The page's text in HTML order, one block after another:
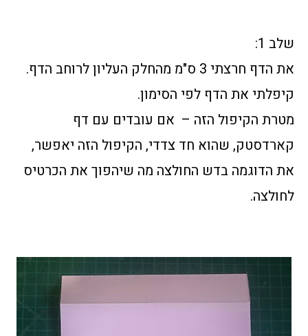
שלב 1:
את הדף חרצתי 3 ס"מ מהחלק העליון לרוחב הדף.
קיפלתי את הדף לפי הסימון.
מטרת הקיפול הזה – אם עובדים עם דף
קארדסטק, שהוא חד צדדי, הקיפול הזה יאפשר,
את הדוגמה בדש החולצה מה שיהפוך את הכרטיס
לחולצה.